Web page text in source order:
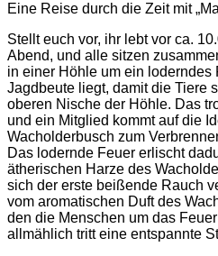
Eine Reise durch die Zeit mit
Stellt euch vor, ihr lebt vor ca.
Abend, und alle sitzen
in einer Höhle um ein loderndes
Jagdbeute liegt, damit die Tiere
oberen Nische der Höhle. Das
und ein Mitglied kommt auf die
Wacholderbusch zum
Das lodernde Feuer erlischt
ätherischen Harze des
sich der erste beißende Rauch
vom aromatischen Duft des
den die Menschen um das
allmählich tritt eine entspannte